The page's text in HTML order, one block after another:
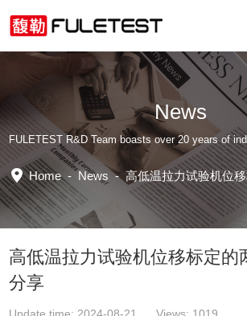
News
Home-News -高低温拉力试验机位移标定
高低温拉力试验机位移标定的
分享